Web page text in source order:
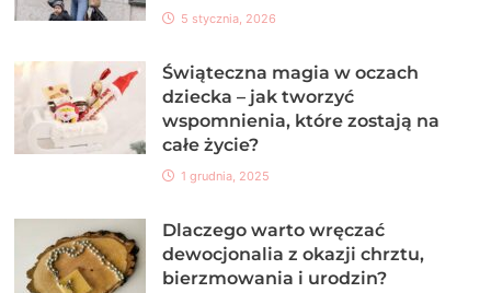
5 stycznia, 2026
Świąteczna magia w oczach
dziecka – jak tworzyć
wspomnienia, które zostają na
całe życie?
1 grudnia, 2025
Dlaczego warto wręczać
dewocjonalia z okazji chrztu,
bierzmowania i urodzin?